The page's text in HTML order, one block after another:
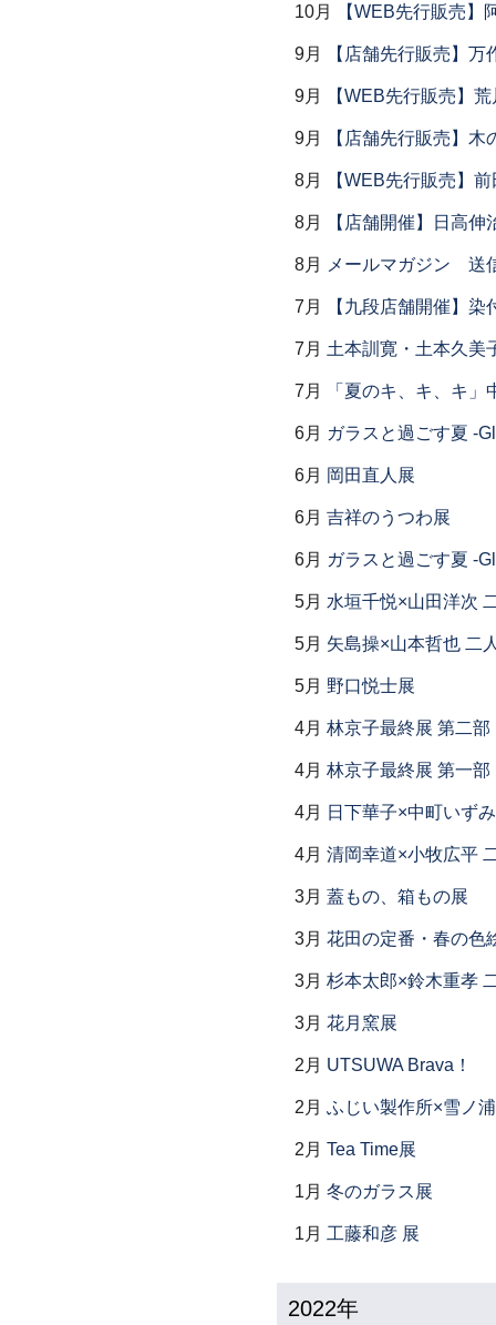
10月 【WEB先行販売】
9月 【店舗先行販売】万
9月 【WEB先行販売】
9月 【店舗先行販売】木
8月 【WEB先行販売】
8月 【店舗開催】日高
8月 メールマガジン 送
7月 【九段店舗開催】染
7月 土本訓寛・土本久美
7月 「夏のキ、キ、キ
6月 ガラスと過ごす夏 -
6月 岡田直人展
6月 吉祥のうつわ展
6月 ガラスと過ごす夏 -
5月 水垣千悦×山田洋次
5月 矢島操×山本哲也 二
5月 野口悦士展
4月 林京子最終展 第二
4月 林京子最終展 第一
4月 日下華子×中町いず
4月 清岡幸道×小牧広平
3月 蓋もの、箱もの展
3月 花田の定番・春の色
3月 杉本太郎×鈴木重孝
3月 花月窯展
2月 UTSUWA Brava！
2月 ふじい製作所×雪ノ
2月 Tea Time展
1月 冬のガラス展
1月 工藤和彦 展
2022年